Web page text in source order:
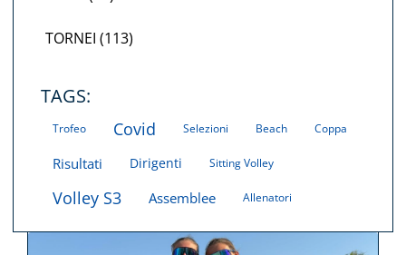
TORNEI (113)
TAGS:
Trofeo Covid Selezioni Beach Coppa
Risultati Dirigenti Sitting Volley
Volley S3 Assemblee Allenatori